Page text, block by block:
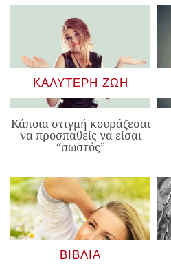
ΚΑΛΎΤΕΡΗ ΖΩΉ
Κάποια στιγμή κουράζεσαι
να προσπαθείς να είσαι
“σωστός”
ΒΙΒΛΊΑ